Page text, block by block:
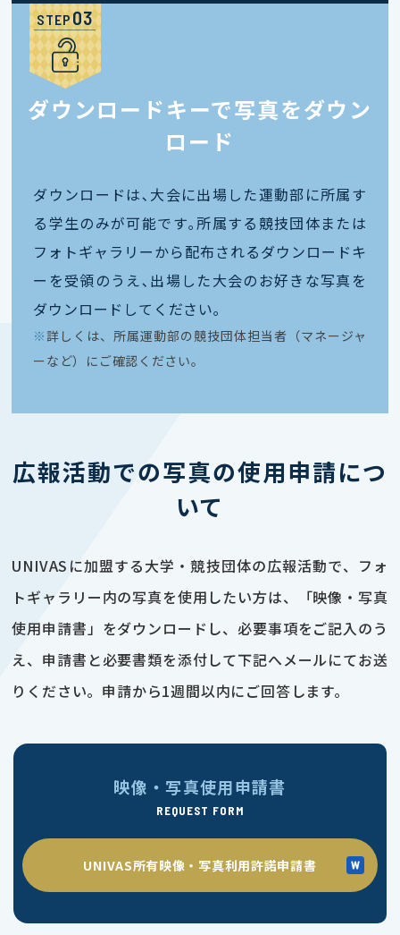
STEP
ダウンロードキーで写真をダウン
ロード
ダウンロードは､大会に出場した運動部に所属す
る学生のみが可能です｡所属する競技団体または
フォトギャラリーから配布されるダウンロードキ
ーを受領のうえ､出場した大会のお好きな写真を
ダウンロードしてください｡
※ 詳しくは、所属運動部の競技団体担当者（マネージャ
ーなど）にご確認ください。
広報活動での写真の使用申請につ
いて
UNIVASに加盟する大学・競技団体の広報活動で、フォ
トギャラリー内の写真を使用したい方は、「映像・写真
使用申請書」をダウンロードし、必要事項をご記入のう
え、申請書と必要書類を添付して下記へメールにてお送
りください。申請から1週間以内にご回答します。
映像・写真使用申請書
REQUEST FORM
UNIVAS所有映像・写真利用許諾申請書